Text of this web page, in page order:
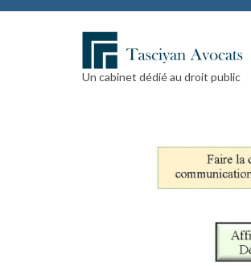
Un cabinet dédié au droit public